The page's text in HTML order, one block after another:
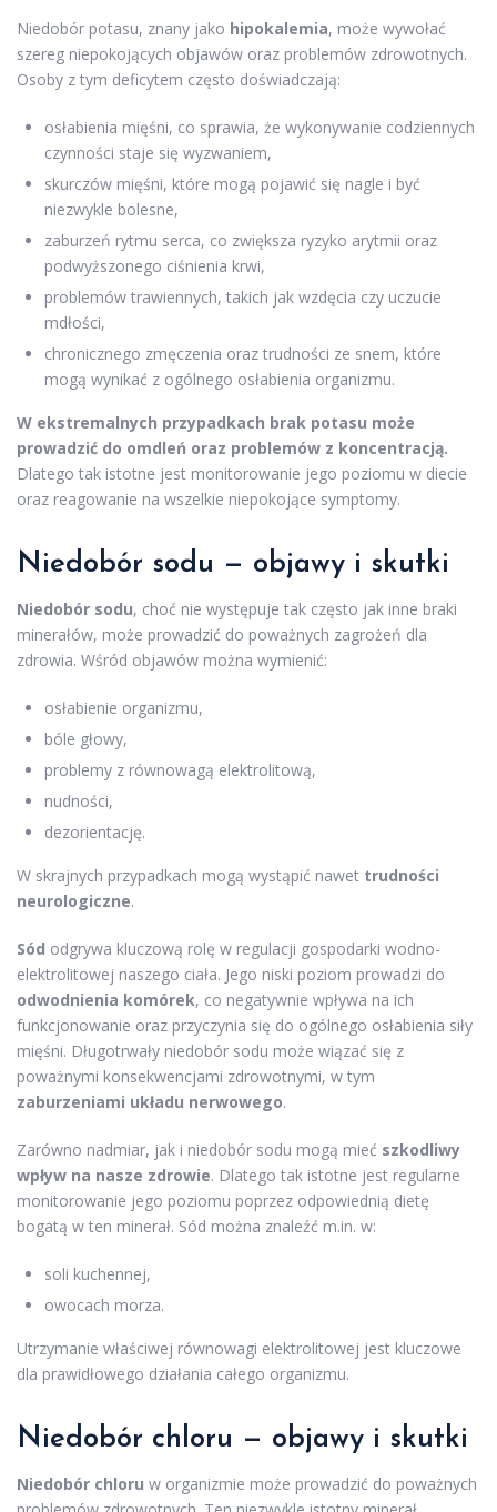
Niedobór potasu, znany jako hipokalemia, może wywołać
szereg niepokojących objawów oraz problemów zdrowotnych.
Osoby z tym deficytem często doświadczają:
osłabienia mięśni, co sprawia, że wykonywanie codziennych
czynności staje się wyzwaniem,
skurczów mięśni, które mogą pojawić się nagle i być
niezwykle bolesne,
zaburzeń rytmu serca, co zwiększa ryzyko arytmii oraz
podwyższonego ciśnienia krwi,
problemów trawiennych, takich jak wzdęcia czy uczucie
mdłości,
chronicznego zmęczenia oraz trudności ze snem, które
mogą wynikać z ogólnego osłabienia organizmu.
W ekstremalnych przypadkach brak potasu może
prowadzić do omdleń oraz problemów z koncentracją.
Dlatego tak istotne jest monitorowanie jego poziomu w diecie
oraz reagowanie na wszelkie niepokojące symptomy.
Niedobór sodu — objawy i skutki
Niedobór sodu, choć nie występuje tak często jak inne braki
minerałów, może prowadzić do poważnych zagrożeń dla
zdrowia. Wśród objawów można wymienić:
osłabienie organizmu,
bóle głowy,
problemy z równowagą elektrolitową,
nudności,
dezorientację.
W skrajnych przypadkach mogą wystąpić nawet trudności
neurologiczne.
Sód odgrywa kluczową rolę w regulacji gospodarki wodno-
elektrolitowej naszego ciała. Jego niski poziom prowadzi do
odwodnienia komórek, co negatywnie wpływa na ich
funkcjonowanie oraz przyczynia się do ogólnego osłabienia siły
mięśni. Długotrwały niedobór sodu może wiązać się z
poważnymi konsekwencjami zdrowotnymi, w tym
zaburzeniami układu nerwowego.
Zarówno nadmiar, jak i niedobór sodu mogą mieć szkodliwy
wpływ na nasze zdrowie. Dlatego tak istotne jest regularne
monitorowanie jego poziomu poprzez odpowiednią dietę
bogatą w ten minerał. Sód można znaleźć m.in. w:
soli kuchennej,
owocach morza.
Utrzymanie właściwej równowagi elektrolitowej jest kluczowe
dla prawidłowego działania całego organizmu.
Niedobór chloru — objawy i skutki
Niedobór chloru w organizmie może prowadzić do poważnych